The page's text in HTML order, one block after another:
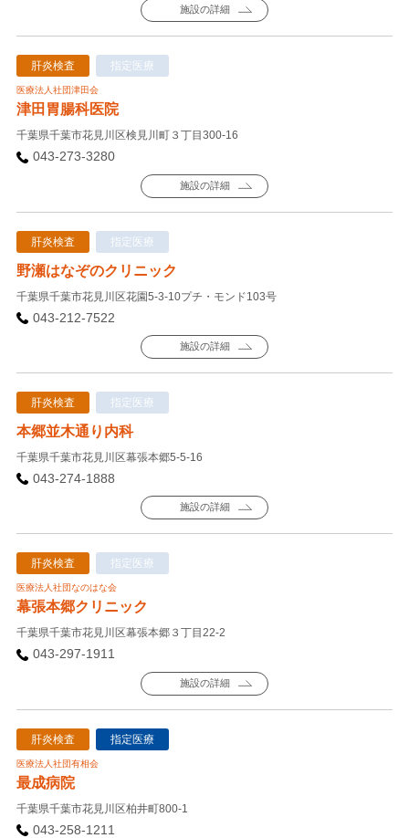
施設の詳細
肝炎検査 指定医療
医療法人社団津田会
津田胃腸科医院
千葉県千葉市花見川区検見川町３丁目300-16
043-273-3280
施設の詳細
肝炎検査 指定医療
野瀬はなぞのクリニック
千葉県千葉市花見川区花園5-3-10プチ・モンド103号
043-212-7522
施設の詳細
肝炎検査 指定医療
本郷並木通り内科
千葉県千葉市花見川区幕張本郷5-5-16
043-274-1888
施設の詳細
肝炎検査 指定医療
医療法人社団なのはな会
幕張本郷クリニック
千葉県千葉市花見川区幕張本郷３丁目22-2
043-297-1911
施設の詳細
肝炎検査 指定医療
医療法人社団有相会
最成病院
千葉県千葉市花見川区柏井町800-1
043-258-1211